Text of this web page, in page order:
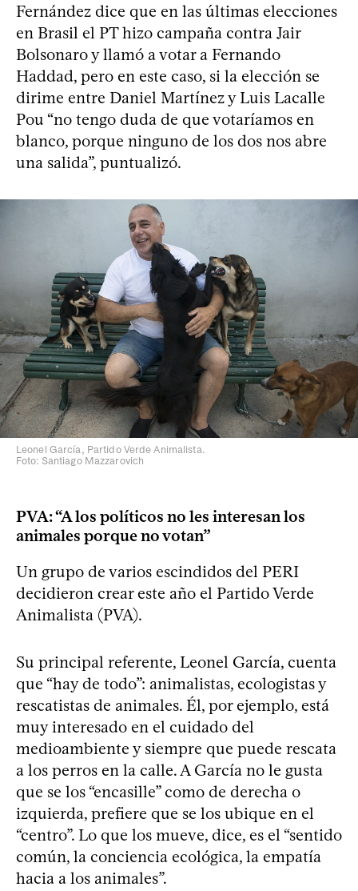
Fernández dice que en las últimas elecciones
en Brasil el PT hizo campaña contra Jair
Bolsonaro y llamó a votar a Fernando
Haddad, pero en este caso, si la elección se
dirime entre Daniel Martínez y Luis Lacalle
Pou “no tengo duda de que votaríamos en
blanco, porque ninguno de los dos nos abre
una salida”, puntualizó.
Leonel García, Partido Verde Animalista.
Foto: Santiago Mazzarovich
PVA: “A los políticos no les interesan los
animales porque no votan”
Un grupo de varios escindidos del PERI
decidieron crear este año el Partido Verde
Animalista (PVA).
Su principal referente, Leonel García, cuenta
que “hay de todo”: animalistas, ecologistas y
rescatistas de animales. Él, por ejemplo, está
muy interesado en el cuidado del
medioambiente y siempre que puede rescata
a los perros en la calle. A García no le gusta
que se los “encasille” como de derecha o
izquierda, prefiere que se los ubique en el
“centro”. Lo que los mueve, dice, es el “sentido
común, la conciencia ecológica, la empatía
hacia a los animales”.